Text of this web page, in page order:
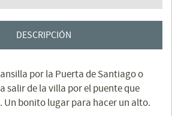
DESCRIPCIÓN
por la Puerta de Santiago o
salir de la villa por el puente que
Un bonito lugar para hacer un alto.